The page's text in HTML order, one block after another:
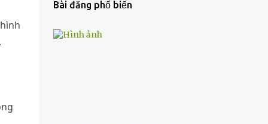
Bài đăng phổ biến